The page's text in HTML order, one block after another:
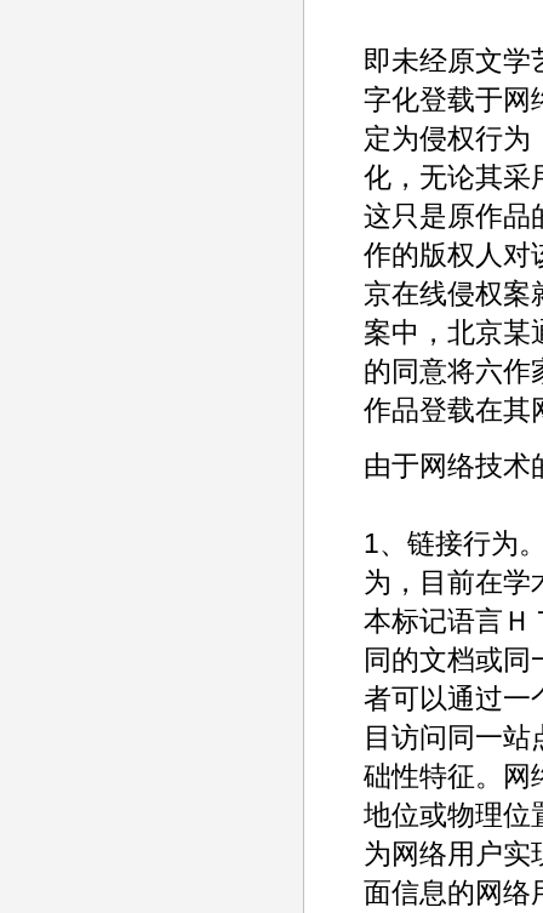
即未经原文学
字化登载于网
定为侵权行为
化，无论其采
这只是原作品
作的版权人对
京在线侵权案
案中，北京某
的同意将六作
作品登载在其
由于网络技术
1、链接行为
为，目前在学
本标记语言Ｈ
同的文档或同
者可以通过一
目访问同一站
础性特征。网
地位或物理位
为网络用户实
面信息的网络